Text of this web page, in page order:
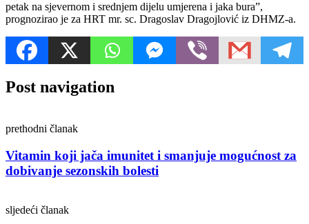
petak na sjevernom i srednjem dijelu umjerena i jaka bura”,
prognozirao je za HRT mr. sc. Dragoslav Dragojlović iz DHMZ-a.
Post navigation
prethodni članak
Vitamin koji jača imunitet i smanjuje mogućnost za
dobivanje sezonskih bolesti
sljedeći članak